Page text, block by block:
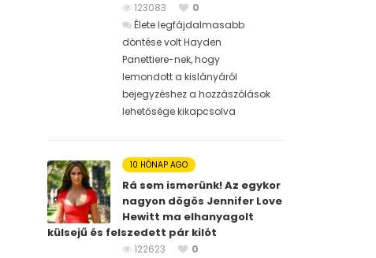
123083
0
Élete legfájdalmasabb
döntése volt Hayden
Panettiere-nek, hogy
lemondott a kislányáról
bejegyzéshez a hozzászólások
lehetősége kikapcsolva
10 HÓNAP AGO
Rá sem ismerünk! Az egykor
nagyon dögös Jennifer Love
Hewitt ma elhanyagolt
külsejű és felszedett pár kilót
122623
0